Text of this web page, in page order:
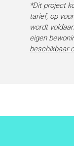
*Dit project
tarief, op
wordt
eigen
beschikbaar